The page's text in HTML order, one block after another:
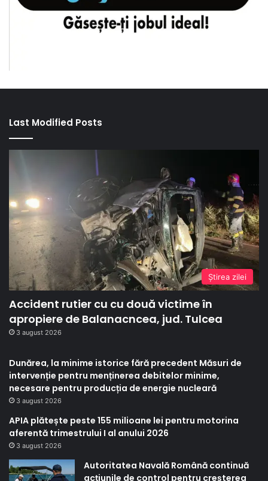
Last Modified Posts
Ştirea zilei
Accident rutier cu cu două victime în
apropiere de Balanacncea, jud. Tulcea
3 august 2026
Dunărea, la minime istorice fără precedent Măsuri de
intervenție pentru menținerea debitelor minime,
necesare pentru producția de energie nucleară
3 august 2026
APIA plătește peste 155 milioane lei pentru motorina
aferentă trimestrului I al anului 2026
3 august 2026
Autoritatea Navală Română continuă
acțiunile de control pentru creșterea